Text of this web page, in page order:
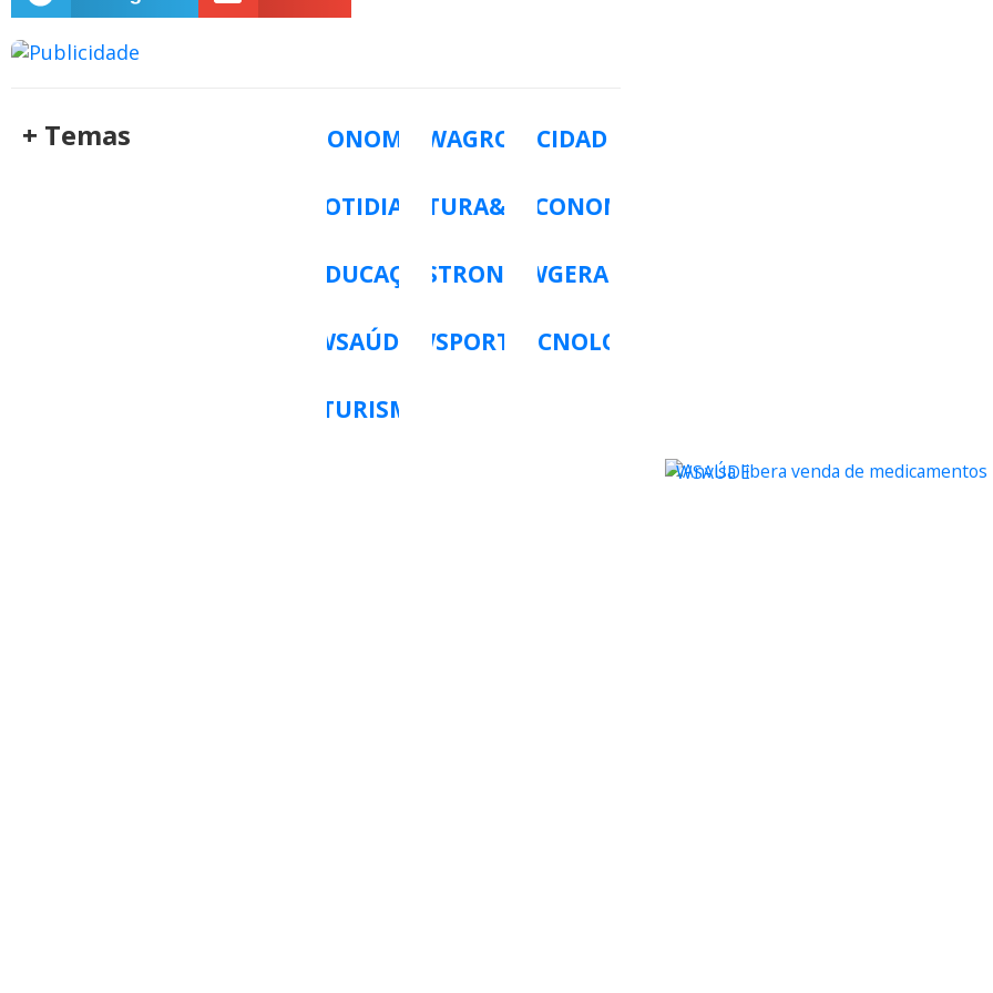
+ Temas ECONOMIA WAGRO WCIDADES
WCOTIDIANO
WCULTURA&LAZER
WECONOMIA
WEDUCAÇÃOWGASTRONOMIAWGERAL
WSAÚDE WSPORTSWTECNOLOGIA
WTURISMO
WSAÚDE